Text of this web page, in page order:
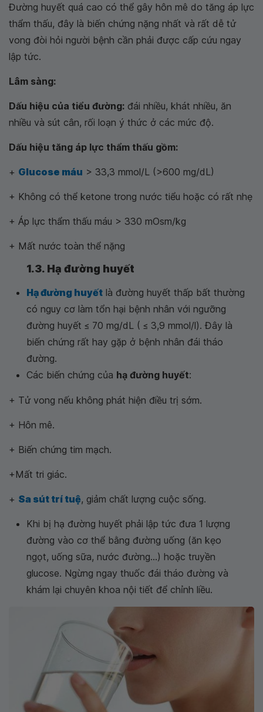
Đường huyết quá cao có thể gây hôn mê do tăng áp lực
thẩm thấu, đây là biến chứng nặng nhất và rất dễ tử
vong đòi hỏi người bệnh cần phải được cấp cứu ngay
lập tức.
Lâm sàng:
Dấu hiệu của tiểu đường: đái nhiều, khát nhiều, ăn
nhiều và sút cân, rối loạn ý thức ở các mức độ.
Dấu hiệu tăng áp lực thẩm thấu gồm:
+ Glucose máu > 33,3 mmol/L (>600 mg/dL)
+ Không có thể ketone trong nước tiểu hoặc có rất nhẹ
+ Áp lực thẩm thấu máu > 330 mOsm/kg
+ Mất nước toàn thể nặng
1.3. Hạ đường huyết
Hạ đường huyết là đường huyết thấp bất thường
có nguy cơ làm tổn hại bệnh nhân với ngưỡng
đường huyết ≤ 70 mg/dL ( ≤ 3,9 mmol/l). Đây là
biến chứng rất hay gặp ở bệnh nhân đái tháo
đường.
Các biến chứng của hạ đường huyết:
+ Tử vong nếu không phát hiện điều trị sớm.
+ Hôn mê.
+ Biến chứng tim mạch.
+Mất tri giác.
+ Sa sút trí tuệ, giảm chất lượng cuộc sống.
Khi bị hạ đường huyết phải lập tức đưa 1 lượng
đường vào cơ thể bằng đường uống (ăn kẹo
ngọt, uống sữa, nước đường...) hoặc truyền
glucose. Ngừng ngay thuốc đái tháo đường và
khám lại chuyên khoa nội tiết để chỉnh liều.